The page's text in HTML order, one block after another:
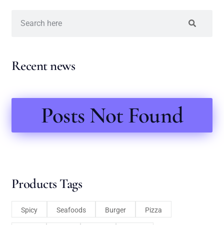
Recent news
Posts Not Found
Products Tags
Spicy Seafoods Burger Pizza